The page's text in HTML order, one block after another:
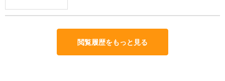
閲覧履歴をもっと見る